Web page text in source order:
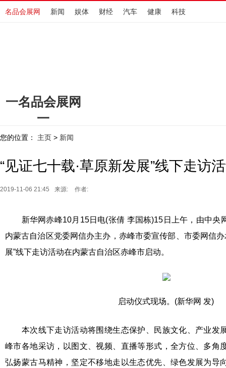
名品会展网 新闻 娱体 财经 汽车 健康 科技
一名品会展网
一
您的位置： 主页 > 新闻
“见证七十载·草原新发展”线下走访
2019-11-06 21:45 来源: 作者:
新华网赤峰10月15日电(张倩 李国栋)15日上午，由中央
内蒙古自治区党委网信办主办，赤峰市委宣传部、市委网信
展”线下走访活动在内蒙古自治区赤峰市启动。
启动仪式现场。(新华网 发)
本次线下走访活动将围绕生态保护、民族文化、产业发
峰市各地采访，以图文、视频、直播等形式，全方位、多角
弘扬蒙古马精神，坚定不移地走以生态优先、绿色发展为导